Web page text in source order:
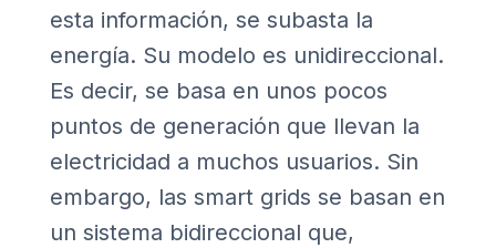
esta información, se subasta la
energía. Su modelo es unidireccional.
Es decir, se basa en unos pocos
puntos de generación que llevan la
electricidad a muchos usuarios. Sin
embargo, las smart grids se basan en
un sistema bidireccional que,